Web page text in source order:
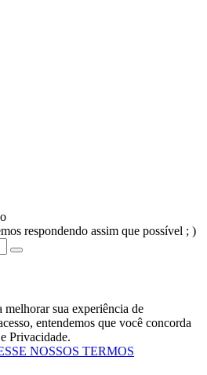
respondendo assim que possível ; )
melhorar sua experiência de
entendemos que você concorda
Privacidade.
NOSSOS TERMOS